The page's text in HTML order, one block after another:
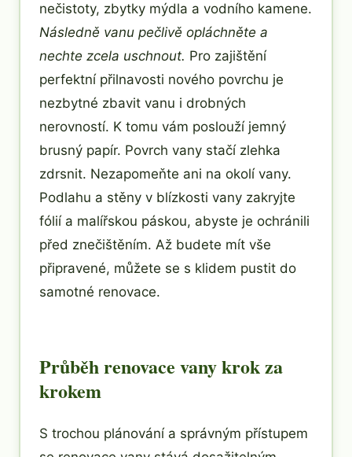
nečistoty, zbytky mýdla a vodního kamene.
Následně vanu pečlivě opláchněte a
nechte zcela uschnout. Pro zajištění
perfektní přilnavosti nového povrchu je
nezbytné zbavit vanu i drobných
nerovností. K tomu vám poslouží jemný
brusný papír. Povrch vany stačí zlehka
zdrsnit. Nezapomeňte ani na okolí vany.
Podlahu a stěny v blízkosti vany zakryjte
fólií a malířskou páskou, abyste je ochránili
před znečištěním. Až budete mít vše
připravené, můžete se s klidem pustit do
samotné renovace.
Průběh renovace vany krok za
krokem
S trochou plánování a správným přístupem